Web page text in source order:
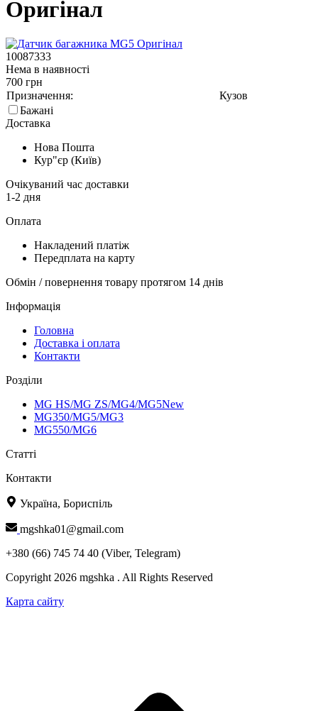
Оригінал
10087333
Нема в наявності
700 грн
Призначення:
Кузов
Бажані
Доставка
Нова Пошта
Кур"єр (Київ)
Очікуваний час доставки
1-2 дня
Оплата
Накладений платіж
Передплата на карту
Обмін / повернення товару протягом 14 днів
Інформація
Головна
Доставка і оплата
Контакти
Розділи
MG HS/MG ZS/MG4/MG5New
MG350/MG5/MG3
MG550/MG6
Статті
Контакти
Україна, Бориспіль
mgshka01@gmail.com
+380 (66) 745 74 40 (Viber, Telegram)
Copyright 2026 mgshka . All Rights Reserved
Карта сайту